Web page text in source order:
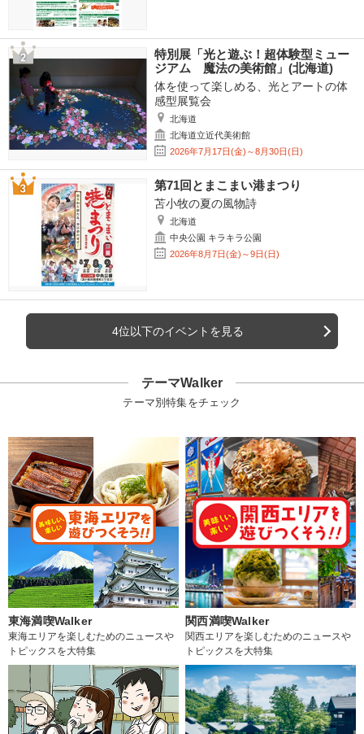
特別展「光と遊ぶ！超体験型ミュー
ジアム 魔法の美術館」(北海道)
体を使って楽しめる、光とアートの体
感型展覧会
北海道
北海道立近代美術館
2026年7月17日(金)～8月30日(日)
第71回とまこまい港まつり
苫小牧の夏の風物詩
北海道
中央公園 キラキラ公園
2026年8月7日(金)～9日(日)
4位以下のイベントを見る
テーマWalker
テーマ別特集をチェック
東海満喫Walker
東海エリアを楽しむためのニュースや
トピックスを大特集
関西満喫Walker
関西エリアを楽しむためのニュースや
トピックスを大特集